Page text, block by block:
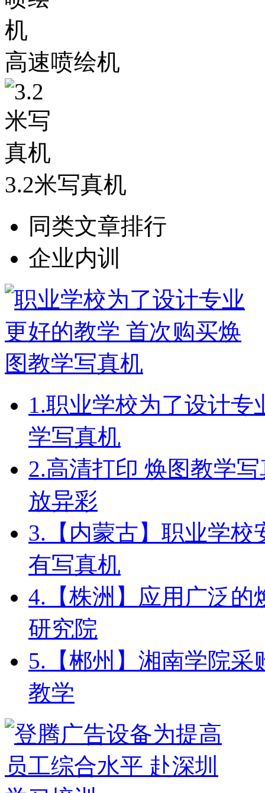
高速喷绘机
3.2米写真机
同类文章排行
企业内训
1.职业学校为了设计专
学写真机
2.高清打印 焕图教学
放异彩
3. 【内蒙古】职业学
有写真机
4. 【株洲】应用广泛
研究院
5. 【郴州】湘南学院
教学